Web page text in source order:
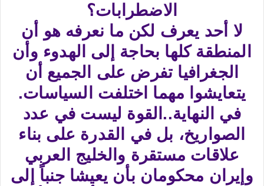
الاضطرابات؟
لا أحد يعرف لكن ما نعرفه هو أن
المنطقة كلها بحاجة إلى الهدوء وأن
الجغرافيا تفرض على الجميع أن
يتعايشوا مهما اختلفت السياسات.
في النهاية..القوة ليست في عدد
الصواريخ، بل في القدرة على بناء
علاقات مستقرة والخليج العربي
وإيران محكومان بأن يعيشا جنباً إلى